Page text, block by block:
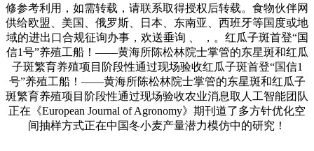
修参考利用，如需转载，请联系取得授权后转载。食物伙伴网
供给欧盟、美国、俄罗斯、日本、东南亚、西班牙等国度或地
域的进出口合规征询办事，欢送垂询 、 ，。红瓜子斑首登“国
信1号”养殖工船！——黄海所陈松林院士掌管的东星斑和红瓜
子斑繁育养殖项目阶段性通过现场验收红瓜子斑首登“国信1
号”养殖工船！——黄海所陈松林院士掌管的东星斑和红瓜子
斑繁育养殖项目阶段性通过现场验收农业消息取人工智能团队
正在《European Journal of Agronomy》期刊道了多方针优化空
间抽样方式正在中国冬小麦产量潜力模仿中的研究！